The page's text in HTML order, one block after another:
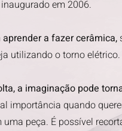
em 2006.
a fazer cerâmica,
utilizando o torno elétrico.
a imaginação pode
importância quando
uma peça. É possível